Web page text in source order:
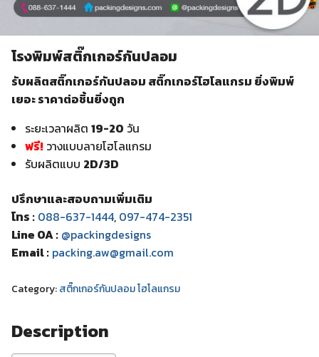
โรงพิมพ์สติ๊กเกอร์กันปลอม
รับผลิตสติ๊กเกอร์กันปลอม สติ๊กเกอร์โฮโลแกรม ยิ่งพิมพ์
เยอะ ราคาต่อชิ้นยิ่งถูก
ระยะเวลาผลิต19-20 วัน
ฟรี! วางแบบลายโฮโลแกรม
รับผลิตแบบ 2D/3D
ปรึกษาและสอบถามเพิ่มเติม
โทร : 088-637-1444, 097-474-2351
Line OA : @packingdesigns
Email : packing.aw@gmail.com
Category:สติ๊กเกอร์กันปลอม โฮโลแกรม
Description